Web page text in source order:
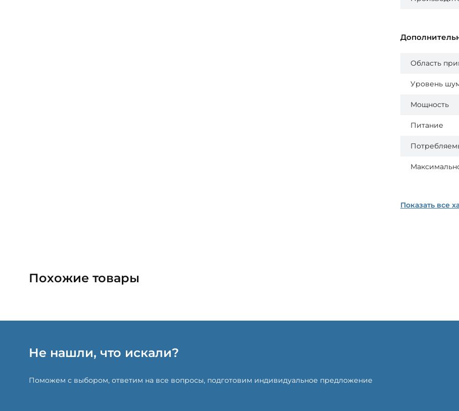
Область
Уровень
Мощность
Питание
Показать все
Похожие товары
Не нашли, что искали?
Поможем с выбором, ответим на все вопросы, подготовим индивидуальное предложение